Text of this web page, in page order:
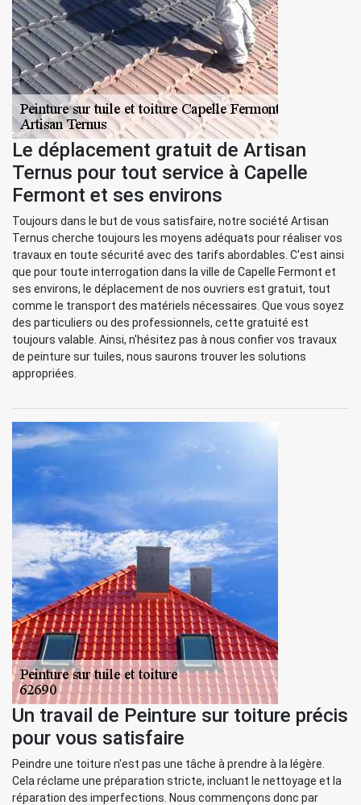
Le déplacement gratuit de Artisan
Ternus pour tout service à Capelle
Fermont et ses environs
Toujours dans le but de vous satisfaire, notre société Artisan
Ternus cherche toujours les moyens adéquats pour réaliser vos
travaux en toute sécurité avec des tarifs abordables. C'est ainsi
que pour toute interrogation dans la ville de Capelle Fermont et
ses environs, le déplacement de nos ouvriers est gratuit, tout
comme le transport des matériels nécessaires. Que vous soyez
des particuliers ou des professionnels, cette gratuité est
toujours valable. Ainsi, n'hésitez pas à nous confier vos travaux
de peinture sur tuiles, nous saurons trouver les solutions
appropriées.
Un travail de Peinture sur toiture précis
pour vous satisfaire
Peindre une toiture n'est pas une tâche à prendre à la légère.
Cela réclame une préparation stricte, incluant le nettoyage et la
réparation des imperfections. Nous commençons donc par